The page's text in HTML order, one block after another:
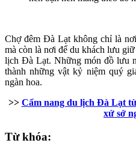
Chợ đêm Đà Lạt không chỉ là
mà còn là nơi để du khách lưu
lịch Đà Lạt. Những món đồ lưu
thành những vật kỷ niệm quý
ngàn hoa.
>> Cẩm nang du lịch Đà Lạt
xứ sở
Từ khóa: